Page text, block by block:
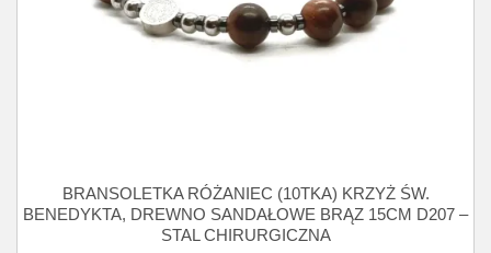
BRANSOLETKA RÓŻANIEC (10TKA) KRZYŻ ŚW.
BENEDYKTA, DREWNO SANDAŁOWE BRĄZ 15CM D207 –
STAL CHIRURGICZNA